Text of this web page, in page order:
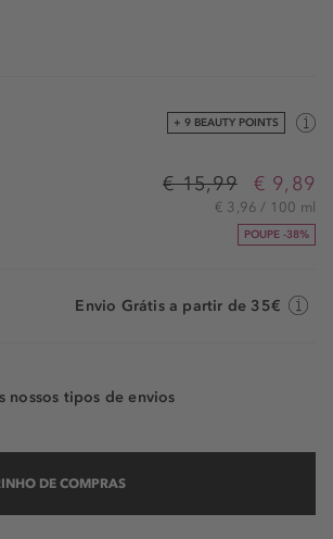
+ 9 BEAUTY POINTS
€ 15,99 € 9,89
€ 3,96 / 100 ml
POUPE -38%
Envio Grátis a partir de 35€
nossos tipos de envios
DE COMPRAS